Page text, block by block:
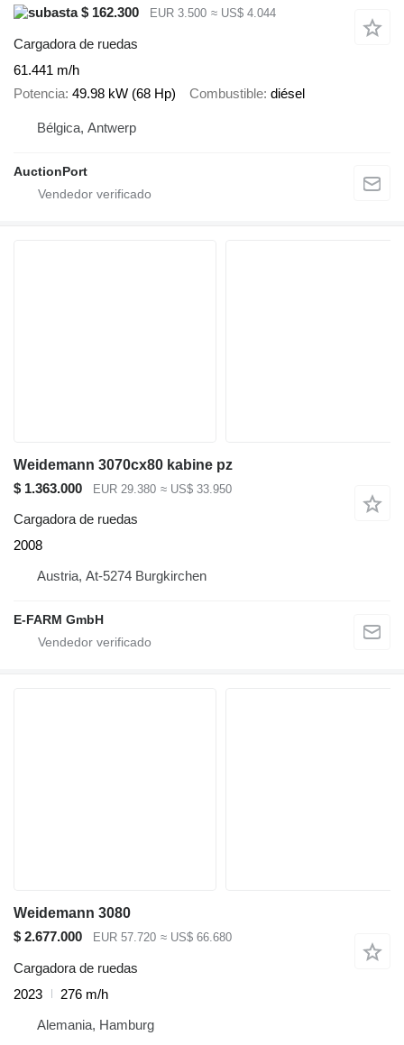
$ 162.300
EUR 3.500 ≈ US$ 4.044
Cargadora de ruedas
61.441 m/h
Potencia 49.98 kW (68 Hp) Combustible diésel
Bélgica, Antwerp
AuctionPort
Weidemann 3070cx80 kabine pz
$ 1.363.000
EUR 29.380 ≈ US$ 33.950
Cargadora de ruedas
2008
Austria, At-5274 Burgkirchen
E-FARM GmbH
Weidemann 3080
$ 2.677.000
EUR 57.720 ≈ US$ 66.680
Cargadora de ruedas
2023
276 m/h
Alemania, Hamburg